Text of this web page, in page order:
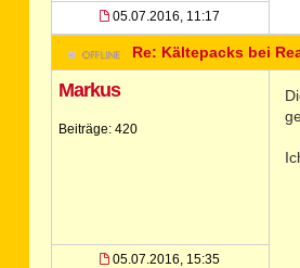
05.07.2016, 11:17
Re: Kältepacks bei
Markus
Beiträge: 420
05.07.2016, 15:35